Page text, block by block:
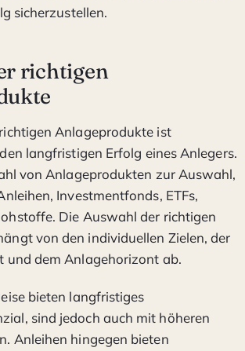
sicherzustellen.
richtigen
Anlageprodukte ist
langfristigen Erfolg eines Anlegers.
von Anlageprodukten zur Auswahl,
Investmentfonds, ETFs,
Die Auswahl der richtigen
von den individuellen Zielen, der
und dem Anlagehorizont ab.
bieten langfristiges
sind jedoch auch mit höheren
Anleihen hingegen bieten